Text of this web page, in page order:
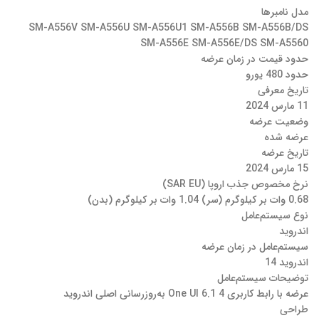
مدل‌‌ نامبرها
SM-A556V SM-A556U SM-A556U1 SM-A556B SM-A556B/DS
SM-A556E SM-A556E/DS SM-A5560
حدود قیمت در زمان عرضه
حدود 480 یورو
تاریخ معرفی
11 مارس 2024
وضعیت عرضه
عرضه شده
تاریخ عرضه
15 مارس 2024
نرخ مخصوص جذب اروپا (SAR EU)
0.68 وات بر کیلوگرم (سر) 1.04 وات بر کیلوگرم (بدن)
نوع سیستم‌عامل
اندروید
سیستم‌عامل در زمان عرضه
اندروید 14
توضیحات سیستم‌عامل
عرضه با رابط کاربری One UI 6.1 4 به‌روزرسانی اصلی اندروید
طراحی